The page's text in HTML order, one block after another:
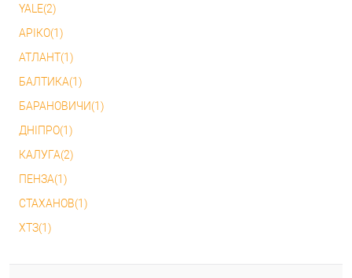
YALE(2)
АРІКО(1)
АТЛАНТ(1)
БАЛТИКА(1)
БАРАНОВИЧИ(1)
ДНІПРО(1)
КАЛУГА(2)
ПЕНЗА(1)
СТАХАНОВ(1)
ХТЗ(1)